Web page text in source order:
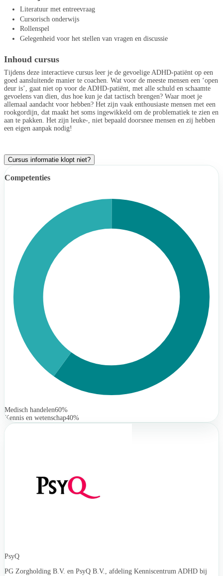
Literatuur met entreevraag
Cursorisch onderwijs
Rollenspel
Gelegenheid voor het stellen van vragen en discussie
Inhoud cursus
Tijdens deze interactieve cursus leer je de gevoelige ADHD-patiënt op een
goed aansluitende manier te coachen. Wat voor de meeste mensen een ‘open
deur is’, gaat niet op voor de ADHD-patiënt, met alle schuld en schaamte
gevoelens van dien, dus hoe kun je dat tactisch brengen? Waar moet je
allemaal aandacht voor hebben? Het zijn vaak enthousiaste mensen met een
rookgordijn, dat maakt het soms ingewikkeld om de problematiek te zien en
aan te pakken. Het zijn leuke-, niet bepaald doorsnee mensen en zij hebben
een eigen aanpak nodig!
Cursus informatie klopt niet?
Competenties
Medisch handelen60%
Kennis en wetenschap40%
PsyQ
PG Zorgholding B.V. en PsyQ B.V., afdeling Kenniscentrum ADHD bij